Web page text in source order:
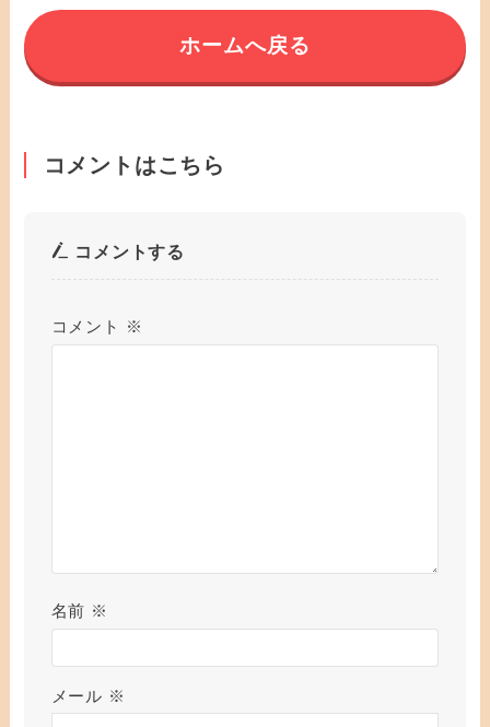
ホームへ戻る
コメントはこちら
コメントする
コメント ※
名前 ※
メール ※